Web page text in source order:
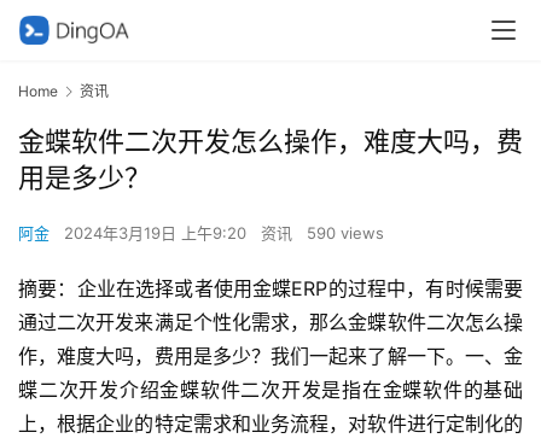
Home 资讯
金蝶软件二次开发怎么操作，难度大吗，费
用是多少？
阿金 2024年3月19日 上午9:20 资讯 590 views
摘要：企业在选择或者使用金蝶ERP的过程中，有时候需要
通过二次开发来满足个性化需求，那么金蝶软件二次怎么操
作，难度大吗，费用是多少？我们一起来了解一下。一、金
蝶二次开发介绍金蝶软件二次开发是指在金蝶软件的基础
上，根据企业的特定需求和业务流程，对软件进行定制化的